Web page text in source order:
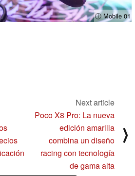
ⓘ Mobile 01
Next article
Poco X8 Pro: La nueva
edición amarilla
combina un diseño
racing con tecnología
de gama alta
⟩